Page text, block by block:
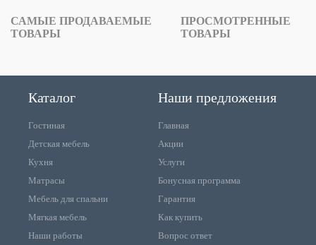
САМЫЕ ПРОДАВАЕМЫЕ
ТОВАРЫ
ПРОСМОТРЕННЫЕ
ТОВАРЫ
Каталог
Гостиная
Детская мебель
Кухня
Матрасы
Мебель для спальни
Мягкая мебель
Наши работы
Наши предложения
Главная
Акции
Услуги
Бонусная программа
Гарантия
Как купить
Вопрос ответ